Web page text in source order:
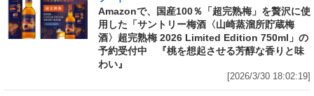
Amazonで、国産100％「超完熟梅」を贅沢に使
用した「サントリー梅酒〈山崎蒸溜所貯蔵梅
酒〉超完熟梅 2026 Limited Edition 750ml」の
予約受付中 『桃を想起させる芳醇な香りと味
わい』
[2026/3/30 18:02:19]